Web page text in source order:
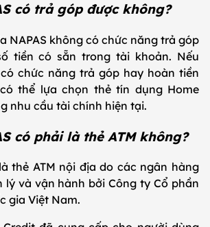
có trả góp được không?
NAPAS không có chức năng trả góp
tiền có sẵn trong tài khoản. Nếu
chức năng trả góp hay hoàn tiền
thể lựa chọn thẻ tín dụng Home
nhu cầu tài chính hiện tại.
có phải là thẻ ATM không?
thẻ ATM nội địa do các ngân hàng
lý và vận hành bởi Công ty Cổ phần
gia Việt Nam.